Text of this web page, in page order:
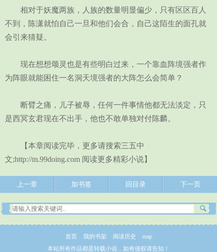
相对于妖魔两族，人族的数量明显偏少，只有区区百人
不到，陈潇就怕自己一旦和他们会合，自己这陌生的面孔就
会引来猜疑。
现在想想颂灵也是有些明白过来，一个靠血阵境强者作
为阵眼就能困住一名洞天境强者的大阵怎么会简单？
断臂之痛，儿子被辱，任何一件事情他都无法淡定，只
是西冥玄君现在不出手，他也不敢单独对付陈麟。
【本章阅读完毕，更多请搜索三五中
文;http://m.99doing.com 阅读更多精彩小说】
上一章 加书签 回目录 下一页
首页 我的书架 阅读历史
map
本站所有作品都是转载小说，如有侵权请告知！